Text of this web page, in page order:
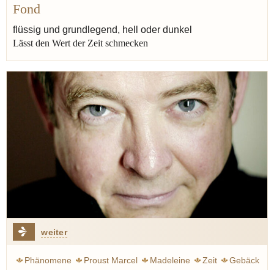
Fond
flüssig und grundlegend, hell oder dunkel
Lässt den Wert der Zeit schmecken
weiter
Phänomene Proust Marcel Madeleine Zeit
Gebäck